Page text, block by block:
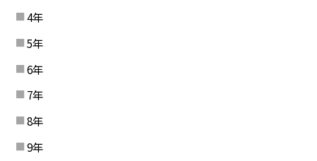
4年
5年
6年
7年
8年
9年